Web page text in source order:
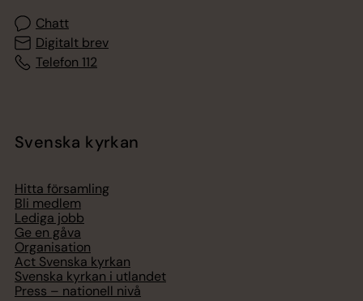
Chatt
Digitalt brev
Telefon 112
Svenska kyrkan
Hitta församling
Bli medlem
Lediga jobb
Ge en gåva
Organisation
Act Svenska kyrkan
Svenska kyrkan i utlandet
Press – nationell nivå